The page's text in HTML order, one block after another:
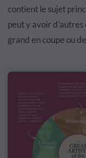
contient le sujet
peut y avoir d'autres
grand en coupe ou